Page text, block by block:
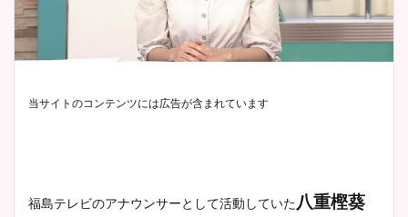
当サイトのコンテンツには広告が含まれています
福島テレビのアナウンサーとして活動していた 八重樫葵